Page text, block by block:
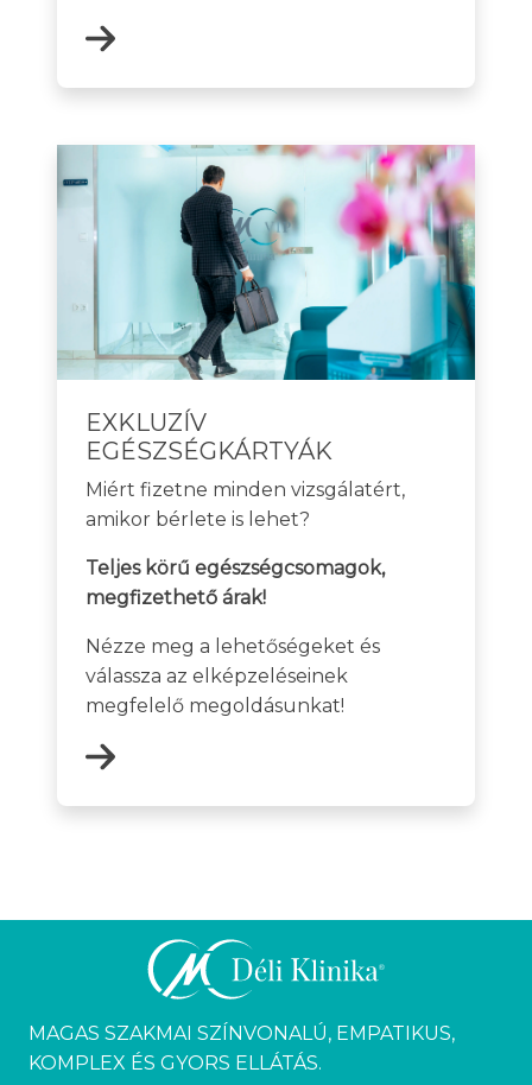
EXKLUZÍV
EGÉSZSÉGKÁRTYÁK
Miért fizetne minden vizsgálatért,
amikor bérlete is lehet?
Teljes körű egészségcsomagok,
megfizethető árak!
Nézze meg a lehetőségeket és
válassza az elképzeléseinek
megfelelő megoldásunkat!
MAGAS SZAKMAI SZÍNVONALÚ, EMPATIKUS,
KOMPLEX ÉS GYORS ELLÁTÁS.